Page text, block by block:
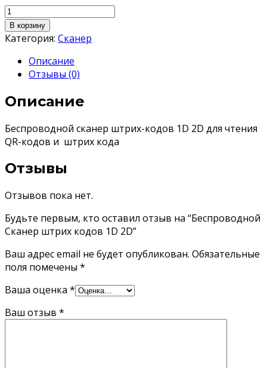
Количество
товара
Беспроводной
штрих
кодов
2D
В корзину
Категория: Сканер
Описание
Отзывы (0)
Описание
Беспроводной сканер штрих-кодов 1D 2D для чтения
QR-кодов и штрих кода
Отзывы
Отзывов пока нет.
Будьте первым, кто оставил отзыв на “Беспроводной
Сканер штрих кодов 1D 2D”
Ваш адрес email не будет опубликован. Обязательные
поля помечены *
Ваша оценка *
Ваш отзыв *